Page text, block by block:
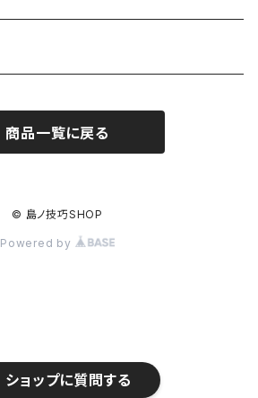
ショップに質問する
商品一覧に戻る
© 島ノ技巧SHOP
Powered by